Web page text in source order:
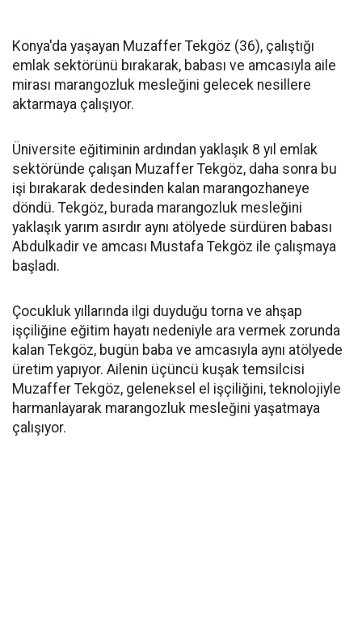
Konya'da yaşayan Muzaffer Tekgöz (36), çalıştığı
emlak sektörünü bırakarak, babası ve amcasıyla aile
mirası marangozluk mesleğini gelecek nesillere
aktarmaya çalışıyor.
Üniversite eğitiminin ardından yaklaşık 8 yıl emlak
sektöründe çalışan Muzaffer Tekgöz, daha sonra bu
işi bırakarak dedesinden kalan marangozhaneye
döndü. Tekgöz, burada marangozluk mesleğini
yaklaşık yarım asırdır aynı atölyede sürdüren babası
Abdulkadir ve amcası Mustafa Tekgöz ile çalışmaya
başladı.
Çocukluk yıllarında ilgi duyduğu torna ve ahşap
işçiliğine eğitim hayatı nedeniyle ara vermek zorunda
kalan Tekgöz, bugün baba ve amcasıyla aynı atölyede
üretim yapıyor. Ailenin üçüncü kuşak temsilcisi
Muzaffer Tekgöz, geleneksel el işçiliğini, teknolojiyle
harmanlayarak marangozluk mesleğini yaşatmaya
çalışıyor.